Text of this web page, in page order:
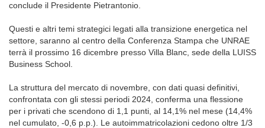
conclude il Presidente Pietrantonio.
Questi e altri temi strategici legati alla transizione energetica nel
settore, saranno al centro della Conferenza Stampa che UNRAE
terrà il prossimo 16 dicembre presso Villa Blanc, sede della LUISS
Business School.
La struttura del mercato di novembre, con dati quasi definitivi,
confrontata con gli stessi periodi 2024, conferma una flessione
per i privati che scendono di 1,1 punti, al 14,1% nel mese (14,4%
nel cumulato, -0,6 p.p.). Le autoimmatricolazioni cedono oltre 1/3